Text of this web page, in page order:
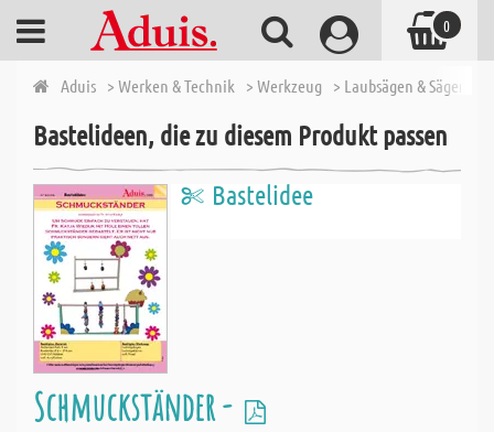
Aduis > Werken & Technik > Werkzeug > Laubsägen & Sägen
Bastelideen, die zu diesem Produkt passen
Bastelidee
Schmuckständer -
0